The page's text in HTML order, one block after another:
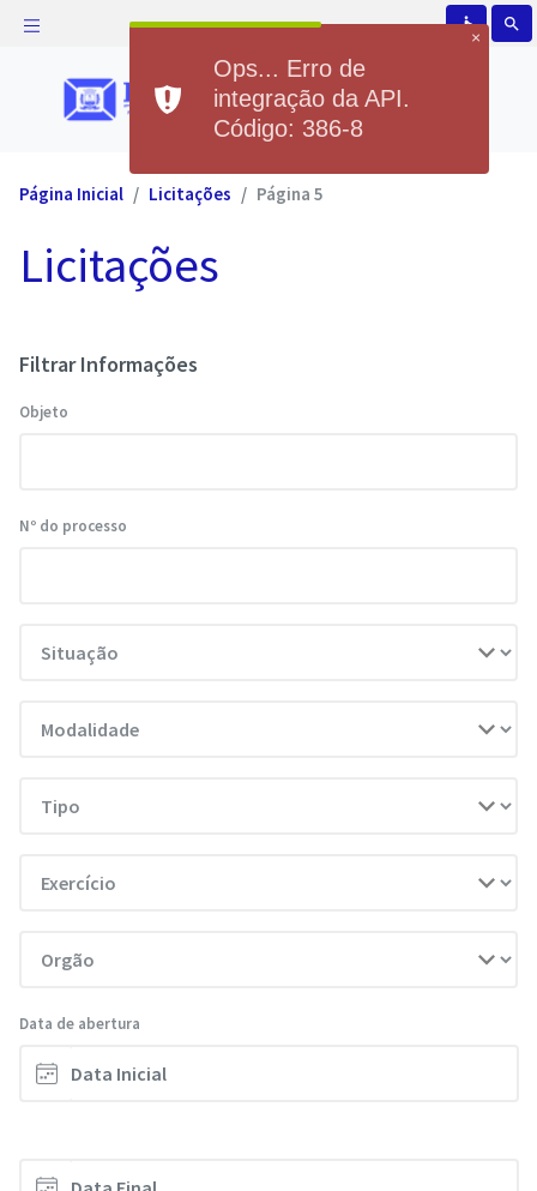
accessible search
Página Inicial Licitações Página 5
Licitações
Filtrar Informações
Objeto
Nº do processo
Data de abertura
×
Ops... Erro de
integração da API.
Código: 386-8